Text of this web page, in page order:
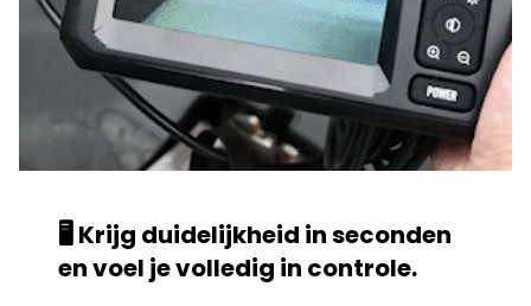
🖥️ Krijg duidelijkheid in seconden
en voel je volledig in controle.